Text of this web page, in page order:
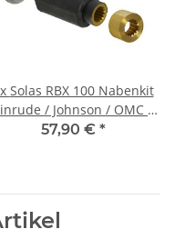
Solas RBX 100 Nabenkit
/ Johnson / OMC BJ
91-94 für 90-300 PS
57,90 € *